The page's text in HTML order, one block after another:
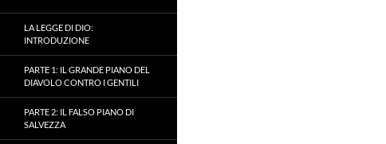
LA LEGGE DI DIO:
INTRODUZIONE
PARTE 1: IL GRANDE PIANO DEL
DIAVOLO CONTRO I GENTILI
PARTE 2: IL FALSO PIANO DI
SALVEZZA